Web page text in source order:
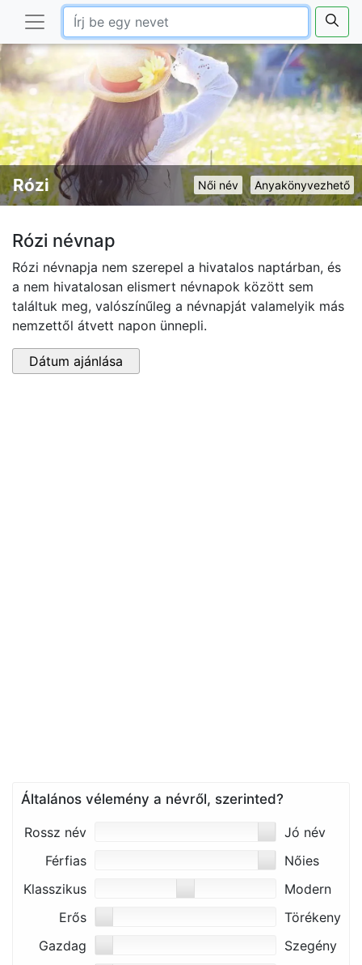
Anyakönyvezhető
Női név
Rózi
Rózi névnap
Rózi névnapja nem szerepel a hivatalos naptárban, és
a nem hivatalosan elismert névnapok között sem
találtuk meg, valószínűleg a névnapját valamelyik más
nemzettől átvett napon ünnepli.
Dátum ajánlása
Általános vélemény a névről, szerinted?
Rossz név
Jó név
Férfias
Nőies
Klasszikus
Modern
Erős
Törékeny
Gazdag
Szegény